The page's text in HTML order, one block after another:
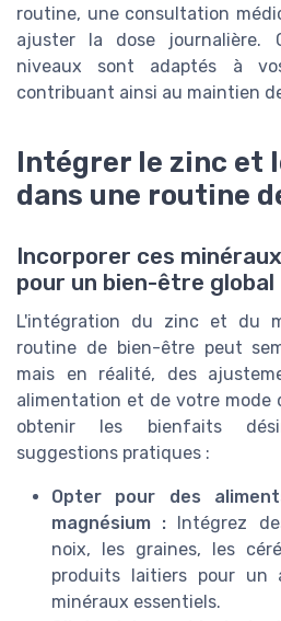
routine, une consultation
ajuster la dose journalière.
niveaux sont adaptés à
contribuant ainsi au maintien
Intégrer le zinc et
dans une routine
Incorporer ces
pour un bien-être global
L'intégration du zinc et du
routine de bien-être peut
mais en réalité, des
alimentation et de votre mode
obtenir les bienfaits
suggestions pratiques :
Opter pour des
magnésium : Intégrez
noix, les graines, les
produits laitiers pour un
minéraux essentiels.